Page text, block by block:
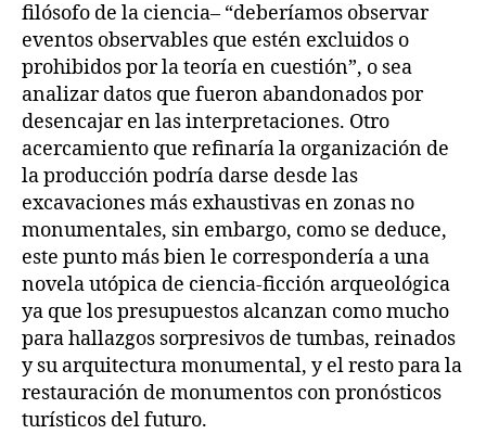
filósofo de la ciencia– “deberíamos observar
eventos observables que estén excluidos o
prohibidos por la teoría en cuestión”, o sea
analizar datos que fueron abandonados por
desencajar en las interpretaciones. Otro
acercamiento que refinaría la organización de
la producción podría darse desde las
excavaciones más exhaustivas en zonas no
monumentales, sin embargo, como se deduce,
este punto más bien le correspondería a una
novela utópica de ciencia-ficción arqueológica
ya que los presupuestos alcanzan como mucho
para hallazgos sorpresivos de tumbas, reinados
y su arquitectura monumental, y el resto para la
restauración de monumentos con pronósticos
turísticos del futuro.